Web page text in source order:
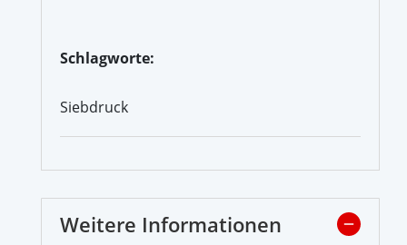
Schlagworte:
Siebdruck
Weitere Informationen